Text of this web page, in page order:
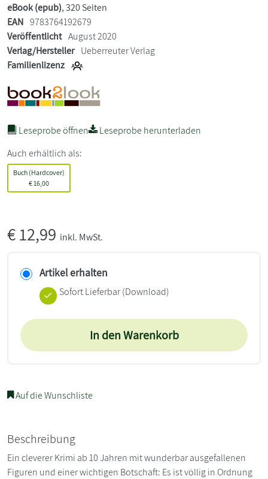
eBook (epub), 320 Seiten
EAN 9783764192679
Veröffentlicht August 2020
Verlag/Hersteller Ueberreuter Verlag
Familienlizenz
Leseprobe öffnen
Leseprobe herunterladen
Auch erhältlich als:
Buch (Hardcover)
€ 16,00
€12,99 inkl. MwSt.
Artikel erhalten
Sofort Lieferbar (Download)
In den Warenkorb
Auf die Wunschliste
Beschreibung
Ein cleverer Krimi ab 10 Jahren mit wunderbar ausgefallenen
Figuren und einer wichtigen Botschaft: Es ist völlig in Ordnung